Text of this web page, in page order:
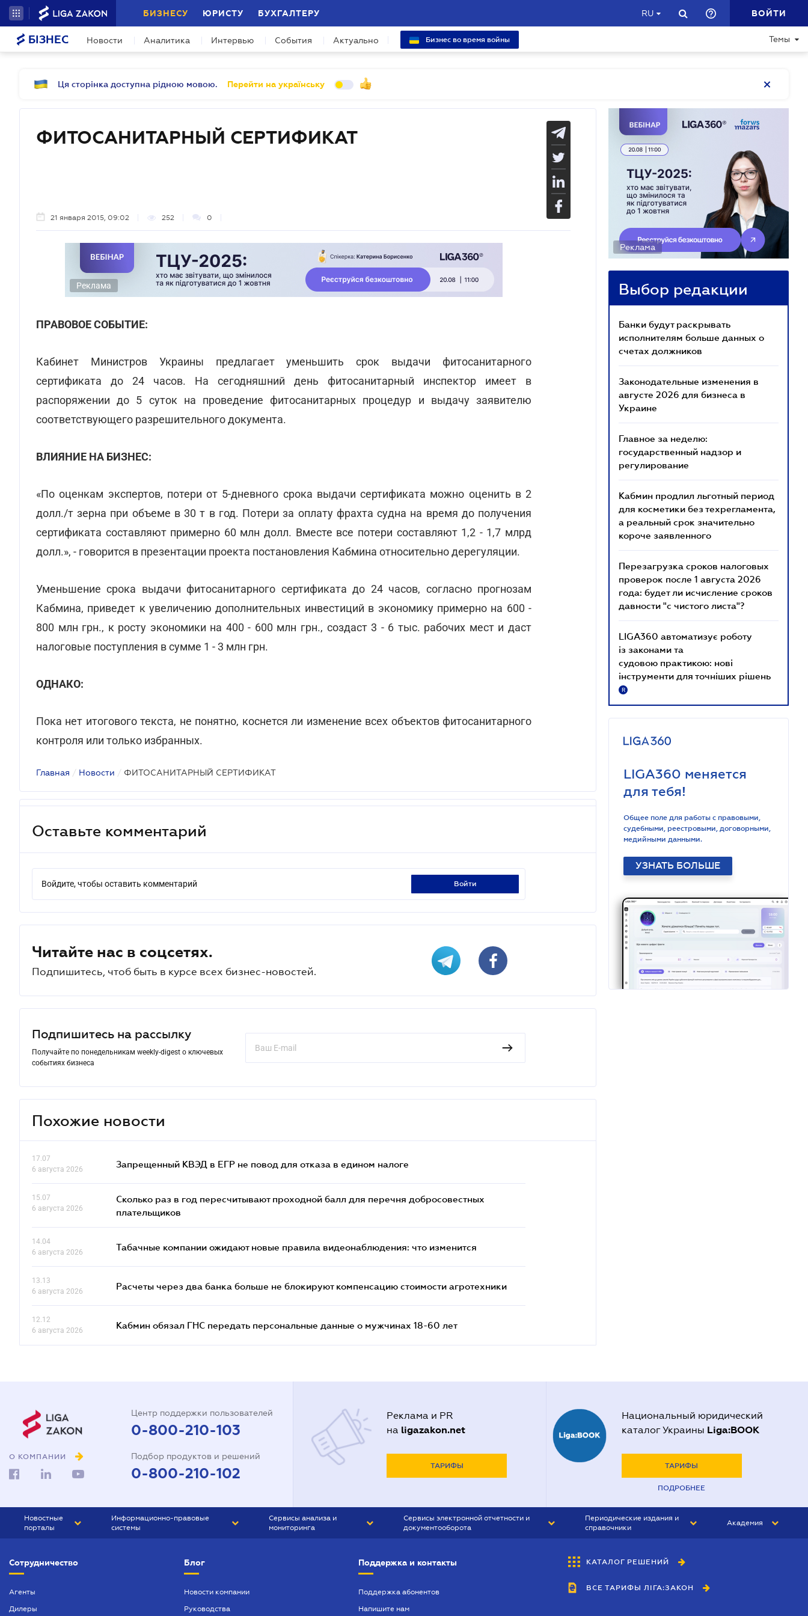
БИЗНЕСУ ЮРИСТУ БУХГАЛТЕРУ RU ВОЙТИ
БІЗНЕС Новости Аналитика Интервью События Актуально Бизнес во время войны Темы
Ця сторінка доступна рідною мовою. Перейти на українську
ФИТОСАНИТАРНЫЙ СЕРТИФИКАТ
21 января 2015, 09:02 252 0
Реклама
ПРАВОВОЕ СОБЫТИЕ:
Кабинет Министров Украины предлагает уменьшить срок выдачи фитосанитарного
сертификата до 24 часов. На сегодняшний день фитосанитарный инспектор имеет в
распоряжении до 5 суток на проведение фитосанитарных процедур и выдачу заявителю
соответствующего разрешительного документа.
ВЛИЯНИЕ НА БИЗНЕС:
«По оценкам экспертов, потери от 5-дневного срока выдачи сертификата можно оценить в 2
долл./т зерна при объеме в 30 т в год. Потери за оплату фрахта судна на время до получения
сертификата составляют примерно 60 млн долл. Вместе все потери составляют 1,2 - 1,7 млрд
долл.», - говорится в презентации проекта постановления Кабмина относительно дерегуляции.
Уменьшение срока выдачи фитосанитарного сертификата до 24 часов, согласно прогнозам
Кабмина, приведет к увеличению дополнительных инвестиций в экономику примерно на 600 -
800 млн грн., к росту экономики на 400 - 600 млн грн., создаст 3 - 6 тыс. рабочих мест и даст
налоговые поступления в сумме 1 - 3 млн грн.
ОДНАКО:
Пока нет итогового текста, не понятно, коснется ли изменение всех объектов фитосанитарного
контроля или только избранных.
Главная / Новости / ФИТОСАНИТАРНЫЙ СЕРТИФИКАТ
Оставьте комментарий
Войдите, чтобы оставить комментарий войти
Читайте нас в соцсетях.
Подпишитесь, чтоб быть в курсе всех бизнес-новостей.
Подпишитесь на рассылку
Получайте по понедельникам weekly-digest о ключевых
событиях бизнеса
Похожие новости
17.07
6 августа 2026
Запрещенный КВЭД в ЕГР не повод для отказа в едином налоге
15.07
6 августа 2026
Сколько раз в год пересчитывают проходной балл для перечня добросовестных
плательщиков
14.04
6 августа 2026
Табачные компании ожидают новые правила видеонаблюдения: что изменится
13.13
6 августа 2026
Расчеты через два банка больше не блокируют компенсацию стоимости агротехники
12.12
6 августа 2026
Кабмин обязал ГНС передать персональные данные о мужчинах 18-60 лет
Реклама
Выбор редакции
Банки будут раскрывать
исполнителям больше данных о
счетах должников
Законодательные изменения в
августе 2026 для бизнеса в
Украине
Главное за неделю:
государственный надзор и
регулирование
Кабмин продлил льготный период
для косметики без техрегламента,
а реальный срок значительно
короче заявленного
Перезагрузка сроков налоговых
проверок после 1 августа 2026
года: будет ли исчисление сроков
давности "с чистого листа"?
LIGA360 автоматизує роботу
із законами та
судовою практикою: нові
інструменти для точніших рішень
R
LIGA360 меняется
для тебя!
Общее поле для работы с правовыми,
судебными, реестровыми, договорными,
медийными данными.
УЗНАТЬ БОЛЬШЕ
О КОМПАНИИ
Центр поддержки пользователей
0-800-210-103
Подбор продуктов и решений
0-800-210-102
Реклама и PR
на ligazakon.net
ТАРИФЫ
Национальный юридический
каталог Украины Liga:BOOK
ТАРИФЫ
ПОДРОБНЕЕ
Новостные
порталы
БИЗНЕС
Информационно-правовые
системы
БУХГАЛТЕР ПРОФ
Сервисы анализа и
мониторинга
Сервисы электронной отчетности и
документооборота
Периодические издания и
справочники
БУХГАЛТЕР&ЗАКОН
ВЕСТНИК МСФО
Академия
Сотрудничество
Агенты
Дилеры
Блог
Новости компании
Руководства
Поддержка и контакты
Поддержка абонентов
Напишите нам
КАТАЛОГ РЕШЕНИЙ
ВСЕ ТАРИФЫ ЛІГА:ЗАКОН